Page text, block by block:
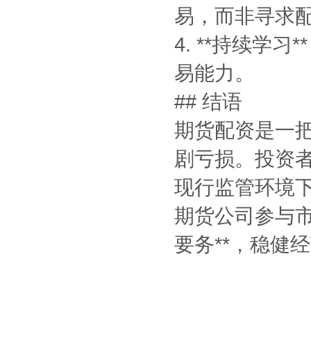
易，而非寻求
4. **持续学习
易能力。
## 结语
期货配资是一
剧亏损。投资
现行监管环境
期货公司参与
要务**，稳健